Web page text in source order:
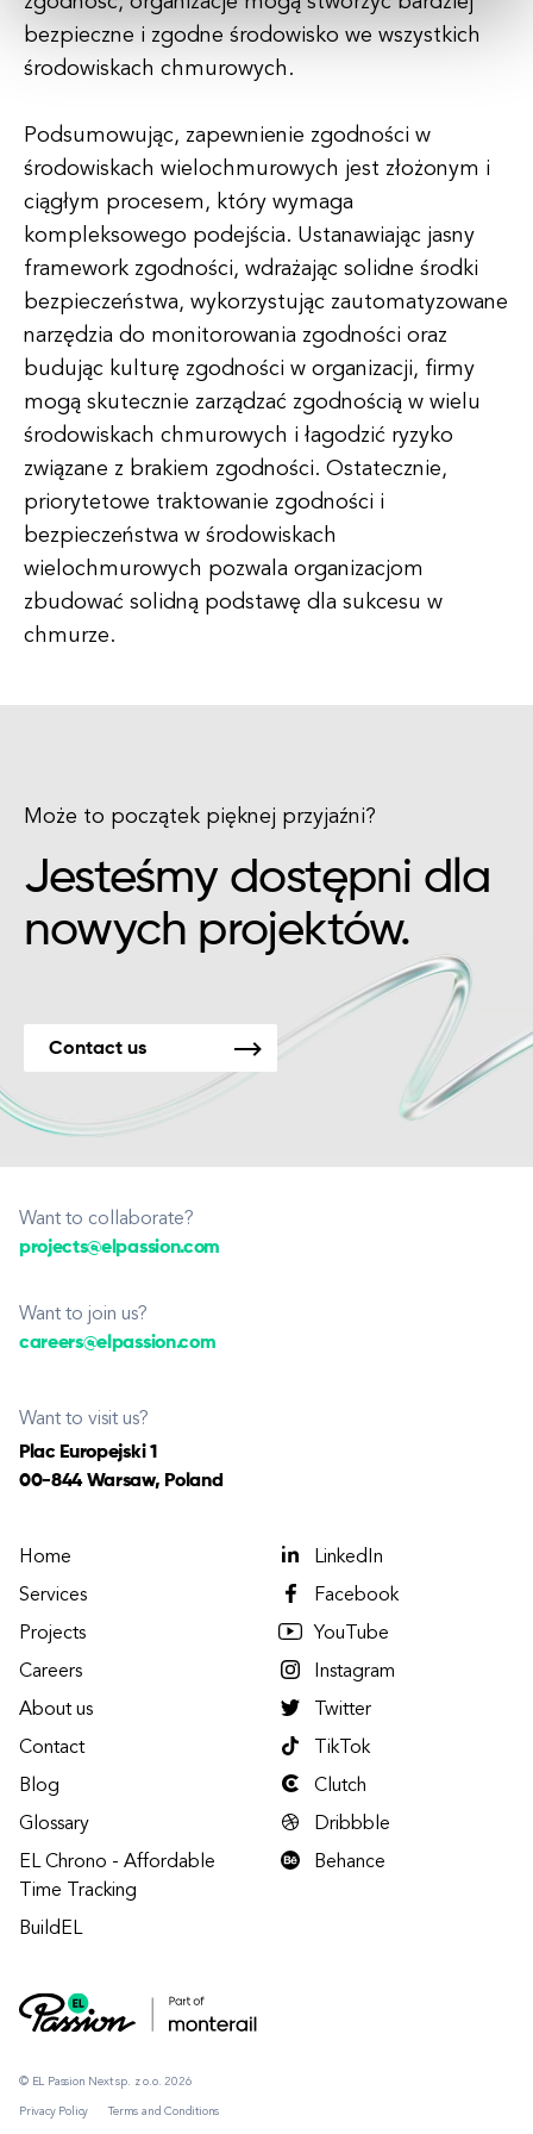
bezpieczne i zgodne środowisko we wszystkich
środowiskach chmurowych.
Podsumowując, zapewnienie zgodności w
środowiskach wielochmurowych jest złożonym i
ciągłym procesem, który wymaga
kompleksowego podejścia. Ustanawiając jasny
framework zgodności, wdrażając solidne środki
bezpieczeństwa, wykorzystując zautomatyzowane
narzędzia do monitorowania zgodności oraz
budując kulturę zgodności w organizacji, firmy
mogą skutecznie zarządzać zgodnością w wielu
środowiskach chmurowych i łagodzić ryzyko
związane z brakiem zgodności. Ostatecznie,
priorytetowe traktowanie zgodności i
bezpieczeństwa w środowiskach
wielochmurowych pozwala organizacjom
zbudować solidną podstawę dla sukcesu w
chmurze.
Może to początek pięknej przyjaźni?
Jesteśmy dostępni dla
nowych projektów.
Contact us
Want to collaborate?
projects@elpassion.com
Want to join us?
careers@elpassion.com
Want to visit us?
Plac Europejski 1
00-844 Warsaw, Poland
© EL Passion Next sp. z o.o. 2026
Privacy Policy Terms and Conditions
Home
Services
Projects
Careers
About us
Contact
Blog
Glossary
EL Chrono - Affordable
Time Tracking
BuildEL
LinkedIn
Facebook
YouTube
Instagram
Twitter
TikTok
Clutch
Dribbble
Behance